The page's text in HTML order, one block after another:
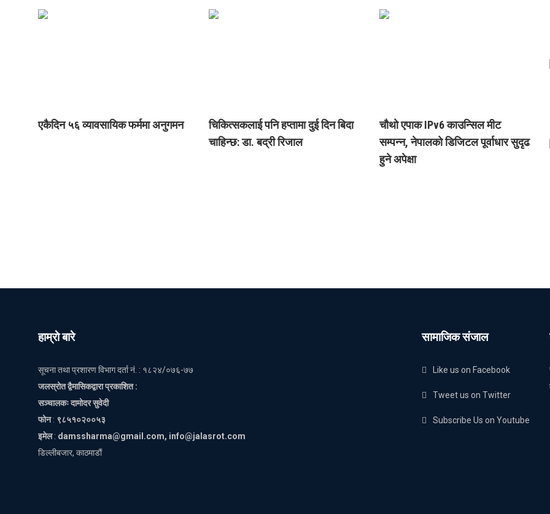
एकैदिन ५६ व्यावसायिक फर्ममा अनुगमन
चिकित्सकलाई पनि हप्तामा दुई दिन बिदा
चाहिन्छ: डा. बद्री रिजाल
चौथो एपाक IPv6 काउन्सिल मीट
सम्पन्न, नेपालको डिजिटल पूर्वाधार सुदृढ
हुने अपेक्षा
हाम्राे बारे
सूचना तथा प्रशारण विभाग दर्ता नं. : १८२४/०७६-७७
जलस्रोत द्वैमासिकद्वारा प्रकाशित :
सञ्चालकः दामोदर सुवेदी
फोन: ९८५१०२००५३
इमेल: damssharma@gmail.com, info@jalasrot.com
डिल्लीबजार, काठमाडौं
सामाजिक संजाल
Like us on Facebook
Tweet us on Twitter
Subscribe Us on Youtube